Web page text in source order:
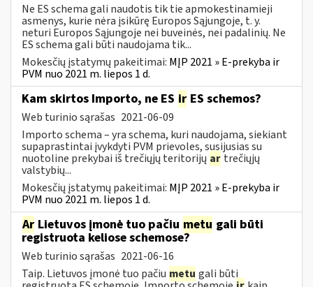
Ne ES schema gali naudotis tik tie apmokestinamieji
asmenys, kurie nėra įsikūrę Europos Sąjungoje, t. y.
neturi Europos Sąjungoje nei buveinės, nei padalinių. Ne
ES schema gali būti naudojama tik...
Mokesčių įstatymų pakeitimai: MĮP 2021 » E-prekyba ir
PVM nuo 2021 m. liepos 1 d.
Kam skirtos Importo, ne ES ir ES schemos?
Web turinio sąrašas 2021-06-09
Importo schema – yra schema, kuri naudojama, siekiant
supaprastintai įvykdyti PVM prievoles, susijusias su
nuotoline prekybai iš trečiųjų teritorijų ar trečiųjų
valstybių...
Mokesčių įstatymų pakeitimai: MĮP 2021 » E-prekyba ir
PVM nuo 2021 m. liepos 1 d.
Ar Lietuvos įmonė tuo pačiu metu gali būti
registruota keliose schemose?
Web turinio sąrašas 2021-06-16
Taip. Lietuvos įmonė tuo pačiu metu gali būti